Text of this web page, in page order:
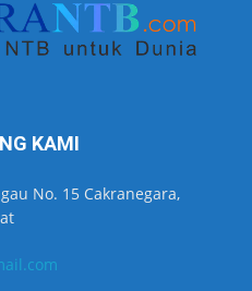
KAMI
No. 15 Cakranegara,